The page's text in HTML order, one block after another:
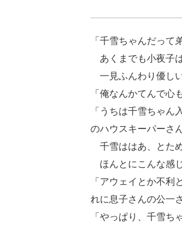
「千雪ちゃんだっ
あくまでも小夜子
一見ふんわり優し
「俺なんかてんで心
「うちは千雪ちゃ
のハウスキーパーさ
千雪ははあ、とた
ほんとにこんな感
「アウェイとか不
れに息子さんの公一
「やっぱり、千雪